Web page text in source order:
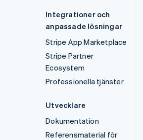
Integrationer och
anpassade lösningar
Stripe App Marketplace
Stripe Partner
Ecosystem
Professionella tjänster
Utvecklare
Dokumentation
Referensmaterial för